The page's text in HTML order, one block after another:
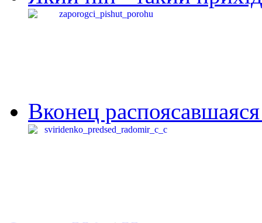
Вконец